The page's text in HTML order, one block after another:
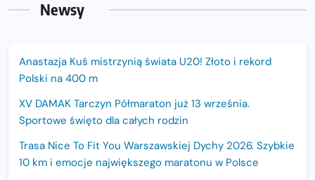
Newsy
Anastazja Kuś mistrzynią świata U20! Złoto i rekord
Polski na 400 m
XV DAMAK Tarczyn Półmaraton już 13 września.
Sportowe święto dla całych rodzin
Trasa Nice To Fit You Warszawskiej Dychy 2026. Szybkie
10 km i emocje największego maratonu w Polsce